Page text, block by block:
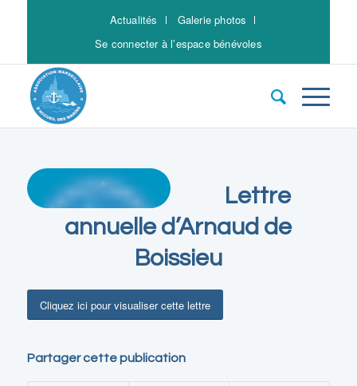
Actualités
Galerie photos
Se connecter à l’espace bénévoles
Lettre
annuelle d’Arnaud de
Boissieu
Cliquez ici pour visualiser cette lettre
Partager cette publication